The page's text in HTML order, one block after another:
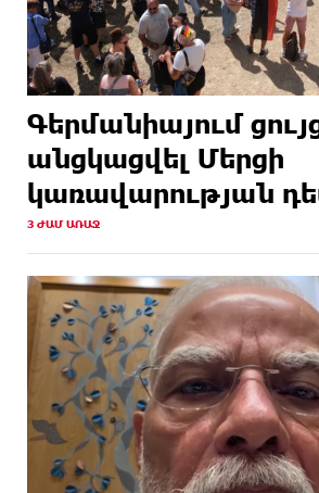
Գերմանիայում
անցկացվել Մերցի
կառավարության
3 ԺԱՄ ԱՌԱՋ